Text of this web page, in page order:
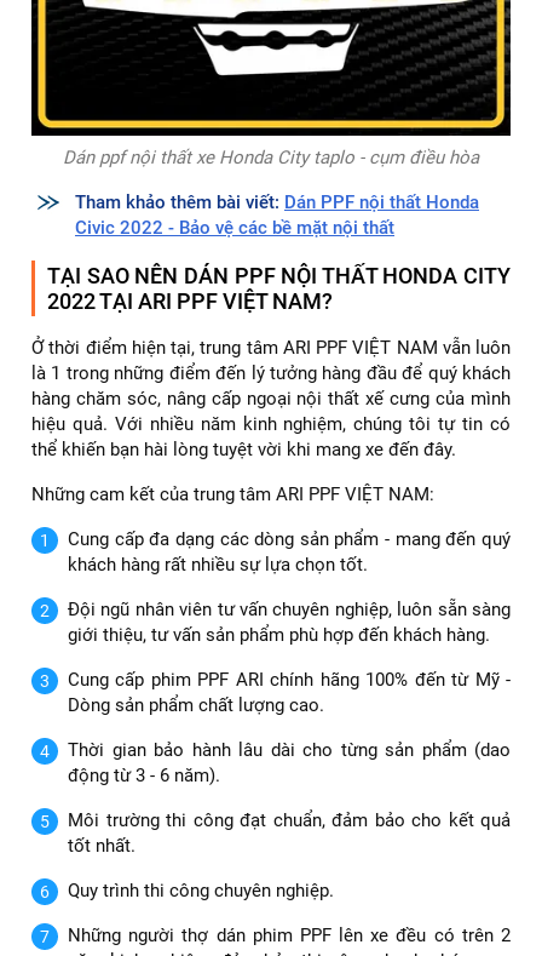
Dán ppf nội thất xe Honda City taplo - cụm điều hòa
Tham khảo thêm bài viết: Dán PPF nội thất Honda
Civic 2022 - Bảo vệ các bề mặt nội thất
TẠI SAO NÊN DÁN PPF NỘI THẤT HONDA CITY
2022 TẠI ARI PPF VIỆT NAM?
Ở thời điểm hiện tại, trung tâm ARI PPF VIỆT NAM vẫn luôn
là 1 trong những điểm đến lý tưởng hàng đầu để quý khách
hàng chăm sóc, nâng cấp ngoại nội thất xế cưng của mình
hiệu quả. Với nhiều năm kinh nghiệm, chúng tôi tự tin có
thể khiến bạn hài lòng tuyệt vời khi mang xe đến đây.
Những cam kết của trung tâm ARI PPF VIỆT NAM:
Cung cấp đa dạng các dòng sản phẩm - mang đến quý
khách hàng rất nhiều sự lựa chọn tốt.
Đội ngũ nhân viên tư vấn chuyên nghiệp, luôn sẵn sàng
giới thiệu, tư vấn sản phẩm phù hợp đến khách hàng.
Cung cấp phim PPF ARI chính hãng 100% đến từ Mỹ -
Dòng sản phẩm chất lượng cao.
Thời gian bảo hành lâu dài cho từng sản phẩm (dao
động từ 3 - 6 năm).
Môi trường thi công đạt chuẩn, đảm bảo cho kết quả
tốt nhất.
Quy trình thi công chuyên nghiệp.
Những người thợ dán phim PPF lên xe đều có trên 2